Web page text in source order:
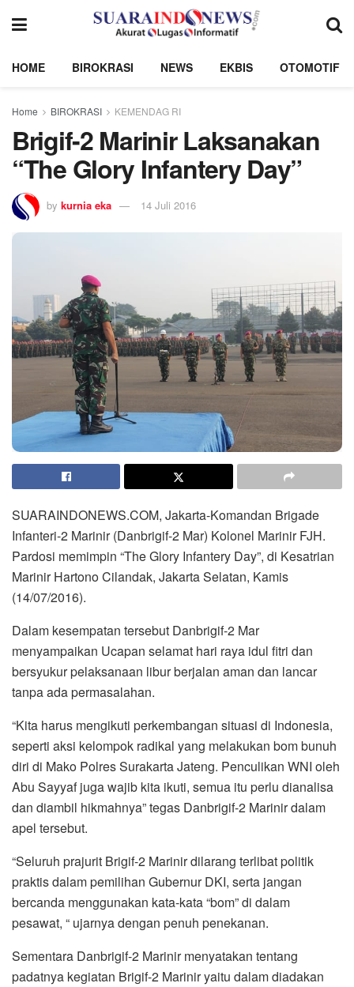
HOME BIROKRASI NEWS EKBIS OTOMOTIF
Home BIROKRASI KEMENDAG RI
Brigif-2 Marinir Laksanakan
“The Glory Infantery Day”
by kurnia eka 14 Juli 2016
SUARAINDONEWS.COM, Jakarta-Komandan Brigade
Infanteri-2 Marinir (Danbrigif-2 Mar) Kolonel Marinir FJH.
Pardosi memimpin “The Glory Infantery Day”, di Kesatrian
Marinir Hartono Cilandak, Jakarta Selatan, Kamis
(14/07/2016).
Dalam kesempatan tersebut Danbrigif-2 Mar
menyampaikan Ucapan selamat hari raya idul fitri dan
bersyukur pelaksanaan libur berjalan aman dan lancar
tanpa ada permasalahan.
“Kita harus mengikuti perkembangan situasi di Indonesia,
seperti aksi kelompok radikal yang melakukan bom bunuh
diri di Mako Polres Surakarta Jateng. Penculikan WNI oleh
Abu Sayyaf juga wajib kita ikuti, semua itu perlu dianalisa
dan diambil hikmahnya” tegas Danbrigif-2 Marinir dalam
apel tersebut.
“Seluruh prajurit Brigif-2 Marinir dilarang terlibat politik
praktis dalam pemilihan Gubernur DKI, serta jangan
bercanda menggunakan kata-kata “bom” di dalam
pesawat, “ ujarnya dengan penuh penekanan.
Sementara Danbrigif-2 Marinir menyatakan tentang
padatnya kegiatan Brigif-2 Marinir yaitu dalam diadakan